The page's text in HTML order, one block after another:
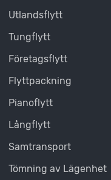
Utlandsflytt
Tungflytt
Företagsflytt
Flyttpackning
Pianoflytt
Långflytt
Samtransport
Tömning av Lägenhet